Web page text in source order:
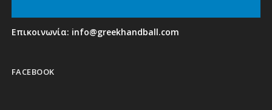
Επικοινωνία: info@greekhandball.com
FACEBOOK